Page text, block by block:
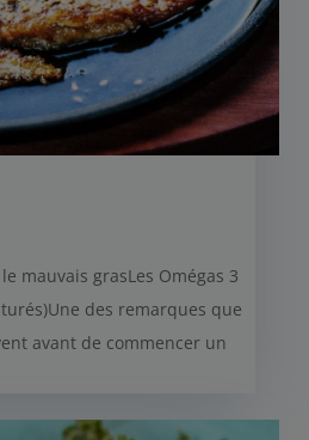
mauvais grasLes Omégas 3
des remarques que
avant de commencer un